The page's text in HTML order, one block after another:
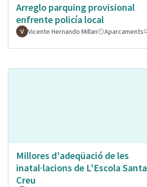
Arreglo parquing provisional
enfrente policía local
Vicente Hernando Millan Aparcaments
Millores d'adeqüació de les
inatal·lacions de L'Escola Santa
Creu